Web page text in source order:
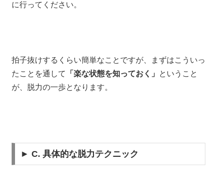
に行ってください。
拍子抜けするくらい簡単なことですが、
まずはこういっ
たことを通して
「楽な状態を知っておく」
ということ
が、
脱力の一歩となります。
► C. 具体的な脱力テクニック